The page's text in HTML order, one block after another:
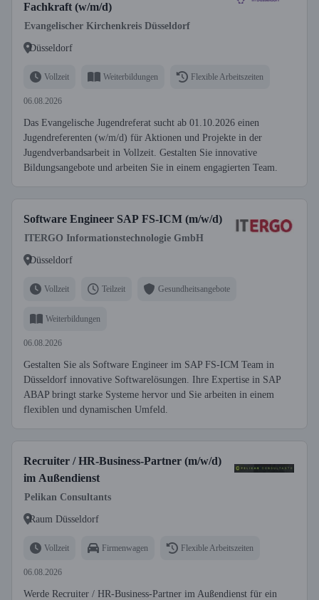
Fachkraft (w/m/d)
Evangelischer Kirchenkreis Düsseldorf
Düsseldorf
Vollzeit Weiterbildungen Flexible Arbeitszeiten
06.08.2026
Das Evangelische Jugendreferat sucht ab 01.10.2026 einen
Jugendreferenten (w/m/d) für Aktionen und Projekte in der
Jugendverbandsarbeit in Vollzeit. Gestalten Sie innovative
Bildungsangebote und arbeiten Sie in einem engagierten Team.
Software Engineer SAP FS-ICM (m/w/d)
ITERGO Informationstechnologie GmbH
Düsseldorf
Vollzeit Teilzeit Gesundheitsangebote
Weiterbildungen
06.08.2026
Gestalten Sie als Software Engineer im SAP FS-ICM Team in
Düsseldorf innovative Softwarelösungen. Ihre Expertise in SAP
ABAP bringt starke Systeme hervor und Sie arbeiten in einem
flexiblen und dynamischen Umfeld.
Recruiter / HR-Business-Partner (m/w/d)
im Außendienst
Pelikan Consultants
Raum Düsseldorf
Vollzeit Firmenwagen Flexible Arbeitszeiten
06.08.2026
Werde Recruiter / HR-Business-Partner im Außendienst für ein